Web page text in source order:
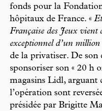
fonds pour la
hôpitaux de France. «
Française des Jeux vient
exceptionnel d’un million
de la privatiser. De
sponsoriser son « 20 h
magasins Lidl, arguant
l’opération sont
présidée par Brigitte